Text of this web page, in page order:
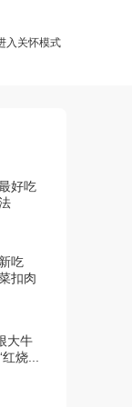
入关怀模式
好吃
吃
扣肉
大牛
烧...